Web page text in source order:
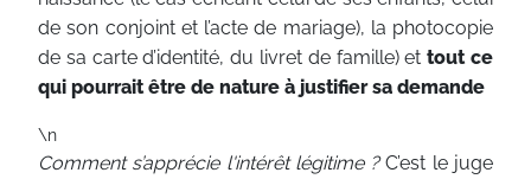
de son conjoint et l’acte de mariage), la photocopie
de sa carte d’identité, du livret de famille) ettout ce
qui pourrait être de nature à justifier sa demande
\n
Comment s’apprécie l'intérêt légitime ?C’est le juge